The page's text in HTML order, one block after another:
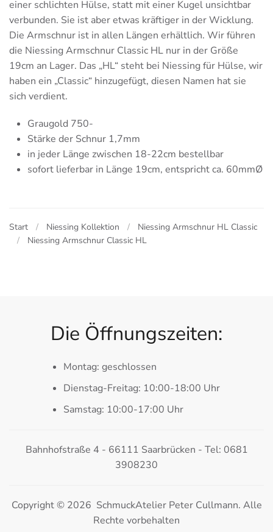
einer schlichten Hülse, statt mit einer Kugel unsichtbar
verbunden. Sie ist aber etwas kräftiger in der Wicklung.
Die Armschnur ist in allen Längen erhältlich. Wir führen
die Niessing Armschnur Classic HL nur in der Größe
19cm an Lager. Das „HL“ steht bei Niessing für Hülse, wir
haben ein „Classic“ hinzugefügt, diesen Namen hat sie
sich verdient.
Graugold 750-
Stärke der Schnur 1,7mm
in jeder Länge zwischen 18-22cm bestellbar
sofort lieferbar in Länge 19cm, entspricht ca. 60mmØ
Start Niessing Kollektion
Niessing Armschnur HL Classic
Niessing Armschnur Classic HL
Die Öffnungszeiten:
Montag: geschlossen
Dienstag-Freitag: 10:00-18:00 Uhr
Samstag: 10:00-17:00 Uhr
Bahnhofstraße 4 - 66111 Saarbrücken - Tel: 0681
3908230
Copyright © 2026 SchmuckAtelier Peter Cullmann. Alle
Rechte vorbehalten